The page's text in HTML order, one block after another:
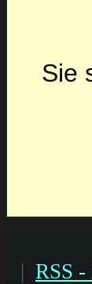
Sie
| RSS